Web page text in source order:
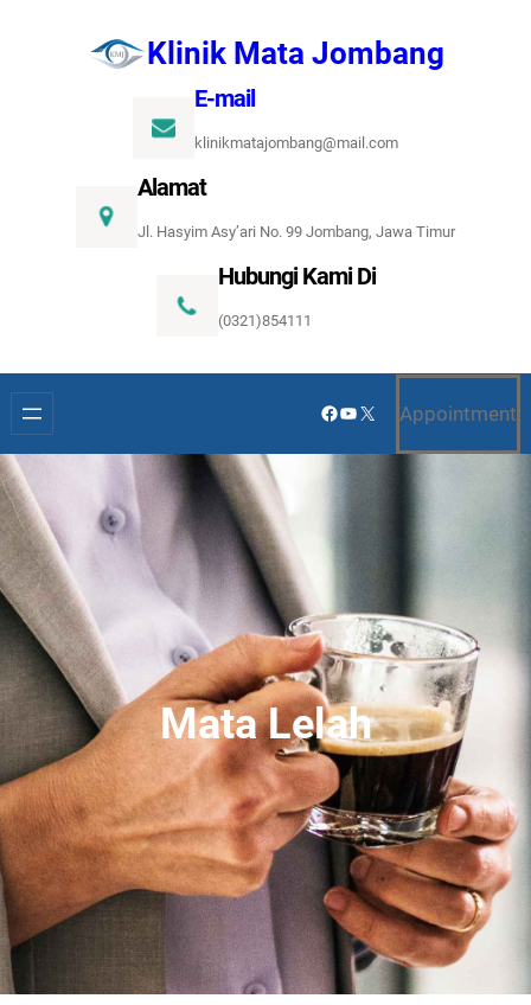
Klinik Mata Jombang
E-mail
klinikmatajombang@mail.com
Alamat
Jl. Hasyim Asy’ari No. 99 Jombang, Jawa Timur
Hubungi Kami Di
(0321)854111
Facebook
YouTube
X Appointment
Mata Lelah